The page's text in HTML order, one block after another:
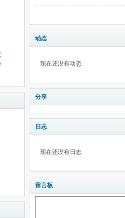
动态
现在还没有动态
分享
日志
现在还没有日志
留言板